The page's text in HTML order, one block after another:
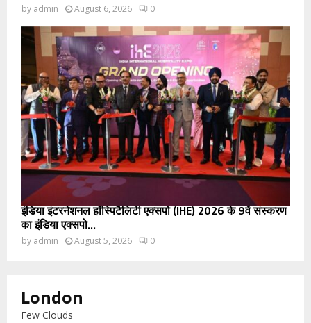
by admin August 6, 2026 0
इंडिया इंटरनेशनल हॉस्पिटैलिटी एक्सपो (IHE) 2026 के 9वें संस्करण
का इंडिया एक्सपो...
by admin August 5, 2026 0
London
Few Clouds